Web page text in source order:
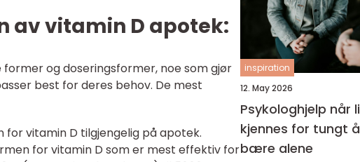
av vitamin D apotek:
og doseringsformer, noe som gjør
best for deres behov. De mest
for vitamin D tilgjengelig på apotek.
for vitamin D som er mest effektiv for
inspiration
12. May 2026
Psykologhjelp når livet
kjennes for tungt å
bære alene